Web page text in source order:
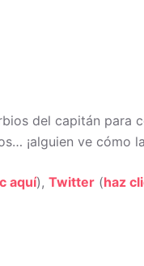
del capitán para
¡alguien ve cómo
aquí),Twitter (haz